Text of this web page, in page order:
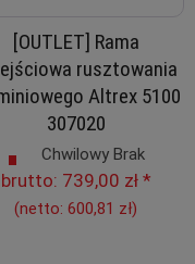
[OUTLET] Rama
rusztowania
Altrex 5100
307020
Chwilowy Brak
brutto: 739,00 zł*
(netto: 600,81 zł)